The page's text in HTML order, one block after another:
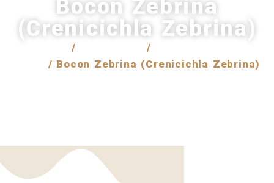
Bocon Zebrina
(Crenicichla Zebrina)
/ /
/ Bocon Zebrina (Crenicichla Zebrina)